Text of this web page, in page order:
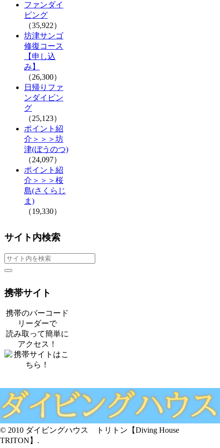
ファンダイ
ビング
（35,922）
坊津サンゴ
修復コース
【申し込
み】
（26,300）
日帰りファ
ンダイビン
グ
（25,123）
ポイント紹
介＞＞＞坊
津(ぼうのつ)
（24,097）
ポイント紹
介＞＞＞桜
島(さくらじ
ま)
（19,330）
サイト内検索
携帯サイト
携帯のバーコード
リーダーで
読み取って簡単に
アクセス！
© 2010 ダイビングハウス トリトン【Diving House
TRITON】.